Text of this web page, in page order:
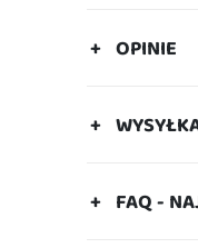
OPINIE
FAQ -